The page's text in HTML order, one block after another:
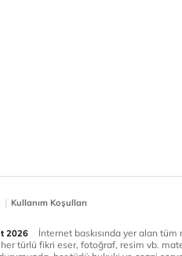
| Kullanım Koşulları
2026
İnternet baskısında yer alan
türlü fikri eser, fotoğraf, resim vb.